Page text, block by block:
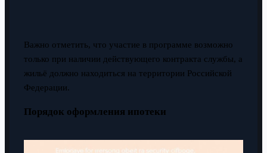
Важно отметить, что участие в программе возможно
только при наличии действующего контракта службы, а
жильё должно находиться на территории Российской
Федерации.
Порядок оформления ипотеки